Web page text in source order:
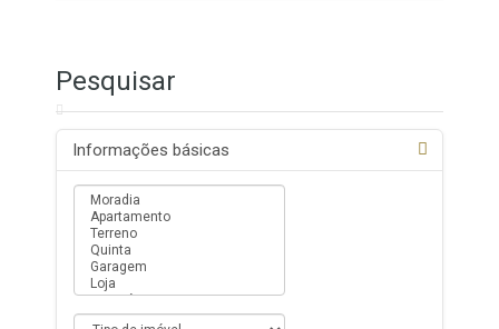
Pesquisar
Informações básicas